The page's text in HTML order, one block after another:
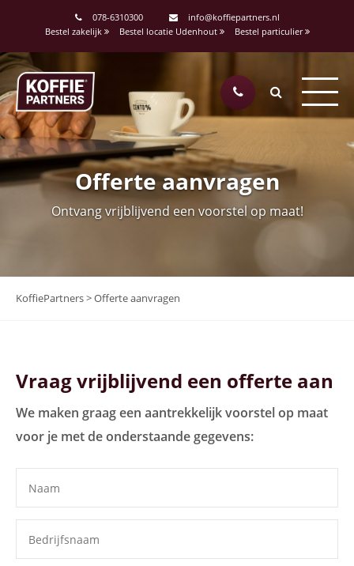
078-6310300
info@koffiepartners.nl
Bestel zakelijk
Bestel locatie Udenhout Bestel particulier
Offerte aanvragen
Ontvang vrijblijvend een voorstel op maat!
KoffiePartners>Offerte aanvragen
Vraag vrijblijvend een offerte aan
We maken graag een aantrekkelijk voorstel op maat
voor je met de onderstaande gegevens: